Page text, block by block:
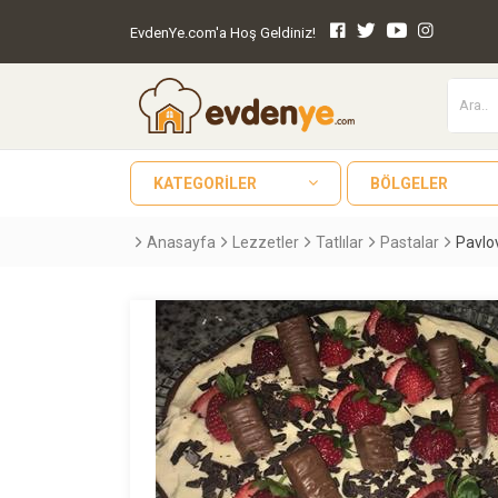
EvdenYe.com'a Hoş Geldiniz!
KATEGORILER BÖLGELER
Anasayfa Lezzetler Tatlılar Pastalar